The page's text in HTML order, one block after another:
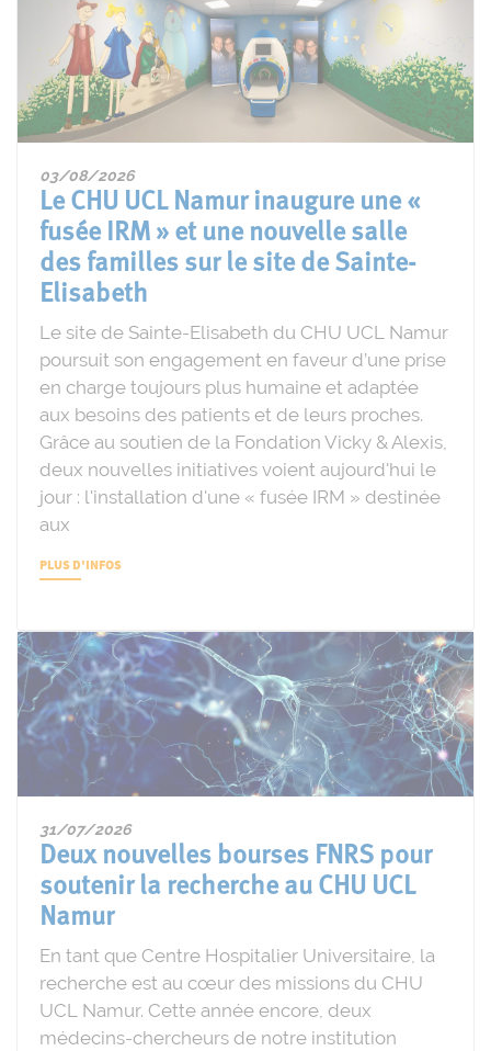
03/08/2026
Le CHU UCL Namur inaugure une «
fusée IRM » et une nouvelle salle
des familles sur le site de Sainte-
Elisabeth
Le site de Sainte-Elisabeth du CHU UCL Namur
poursuit son engagement en faveur d’une prise
en charge toujours plus humaine et adaptée
aux besoins des patients et de leurs proches.
Grâce au soutien de la Fondation Vicky & Alexis,
deux nouvelles initiatives voient aujourd'hui le
jour : l'installation d'une « fusée IRM » destinée
aux
PLUS D'INFOS
31/07/2026
Deux nouvelles bourses FNRS pour
soutenir la recherche au CHU UCL
Namur
En tant que Centre Hospitalier Universitaire, la
recherche est au cœur des missions du CHU
UCL Namur. Cette année encore, deux
médecins-chercheurs de notre institution